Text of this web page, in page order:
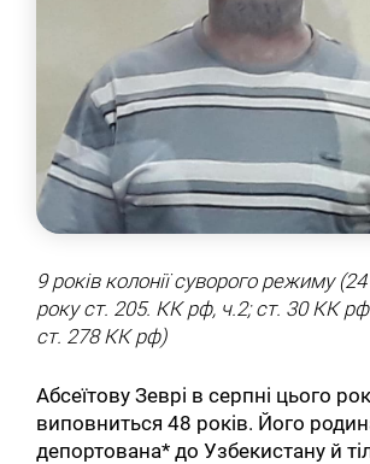
9 років колонії суворого режиму
року ст. 205. КК рф, ч.2; ст. 30 КК рф
ст. 278 КК рф)
Абсеїтову Зеврі в серпні цього
виповниться 48 років. Його
депортована* до Узбекистану й